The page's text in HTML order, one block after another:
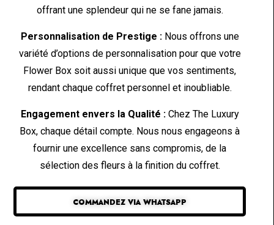
offrant une splendeur qui ne se fane jamais.
Personnalisation de Prestige :Nous offrons une
variété d’options de personnalisation pour que votre
Flower Box soit aussi unique que vos sentiments,
rendant chaque coffret personnel et inoubliable.
Engagement envers la Qualité :Chez The Luxury
Box, chaque détail compte. Nous nous engageons à
fournir une excellence sans compromis, de la
sélection des fleurs à la finition du coffret.
COMMANDEZ VIA WHATSAPP